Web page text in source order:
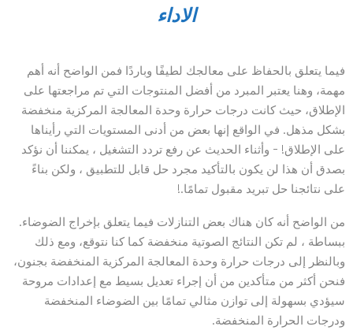
الاداء
فيما يتعلق بالحفاظ على معالجك لطيفًا وباردًا فمن الواضح أنه أهم
مهمة، وهنا يعتبر المبرد من أفضل المنتوجات التي تم مراجعتها على
الإطلاق، حيث كانت درجات حرارة وحدة المعالجة المركزية منخفضة
بشكل مذهل. في الواقع إنها بعض من أدنى المستويات التي رأيناها
على الإطلاق! – وأثناء الحديث عن رفع تردد التشغيل ، يمكننا أن نؤكد
بصدق أن هذا لن يكون بالتأكيد مجرد حل قابل للتطبيق ، ولكن بناءً
على نتائجنا حل تبريد مقبول تمامًا.!
من الواضح أنه كان هناك بعض التنازلات فيما يتعلق بإخراج الضوضاء.
ببساطة ، لم تكن النتائج الصوتية منخفضة كما كنا نتوقع، ومع ذلك
وبالنظر إلى درجات حرارة وحدة المعالجة المركزية المنخفضة بجنون،
فنحن أكثر من متأكدين من أن إجراء تعديل بسيط مع إعدادات مروحة
سيؤدي بسهولة إلى توازن مثالي تمامًا بين الضوضاء المنخفضة
ودرجات الحرارة المنخفضة.